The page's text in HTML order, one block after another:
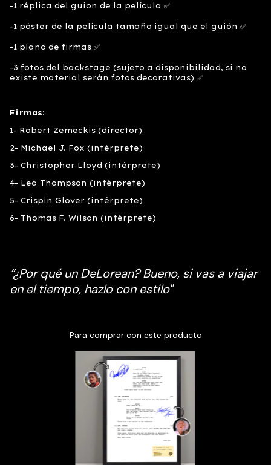
-1 réplica del guion de la película ✅
-1 póster de la película tamaño igual que el guión ✅
-1 plano de firmas ✅
-3 fotos del backstage (sujeto a disponibilidad, si no
existe material serán fotos decorativas) ✅
Firmas:
1- Robert Zemeckis (director)
2- Michael J. Fox (intérprete)
3- Christopher Lloyd (intérprete)
4- Lea Thompson (intérprete)
5- Crispin Glover (intérprete)
6- Thomas F. Wilson (intérprete)
“¿Por qué un DeLorean? Bueno, si vas a viajar
en el tiempo, hazlo con estilo"
Para comprar con este producto